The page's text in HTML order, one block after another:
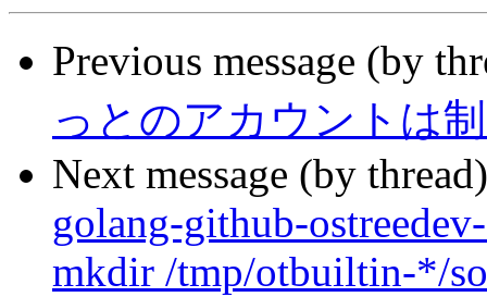
Previous message (by
っとのアカウントは
Next message (by
golang-github-
mkdir /tmp/otbuiltin-*/